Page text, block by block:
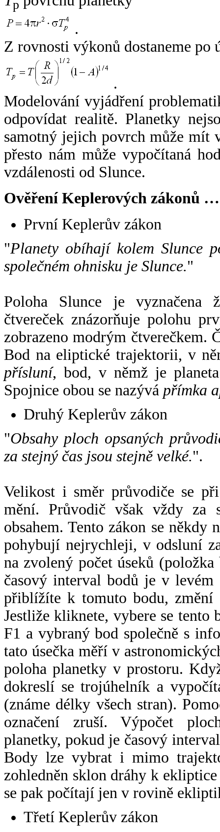
p
.
Z rovnosti výkonů dostaneme po
.
Modelování vyjádření
odpovídat realitě. Planetky
samotný jejich povrch může mít
přesto nám může vypočítaná
vzdálenosti od Slunce.
Ověření Keplerových zákonů …
První Keplerův zákon
"Planety obíhají kolem Slunce
společném ohnisku je Slunce."
Poloha Slunce je vyznačena
čtvereček znázorňuje polohu
zobrazeno modrým čtverečkem.
Bod na eliptické trajektorii, v
přísluní, bod, v němž je
Spojnice obou se nazývá přímka
Druhý Keplerův zákon
"Obsahy ploch opsaných
za stejný čas jsou stejně velké.".
Velikost i směr průvodiče se
mění. Průvodič však vždy za
obsahem. Tento zákon se někdy
pohybují nejrychleji, v odsluní
na zvolený počet úseků
časový interval bodů je v
přiblížíte k tomuto bodu,
Jestliže kliknete, vybere se tento
F1 a vybraný bod společně s
tato úsečka měří v
poloha planetky v prostoru.
dokreslí se trojúhelník a
(známe délky všech stran).
označení zruší. Výpočet
planetky, pokud je časový
Body lze vybrat i mimo
zohledněn sklon dráhy k
se pak počítají jen v rovině
Třetí Keplerův zákon